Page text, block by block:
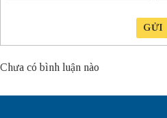
GỬI
Chưa có bình luận nào